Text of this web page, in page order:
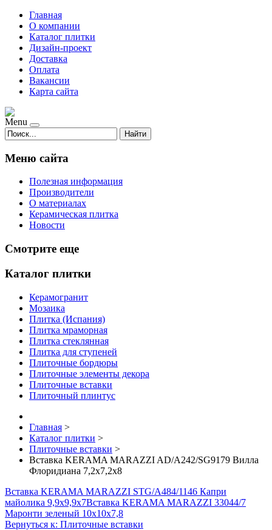
Главная
О компании
Каталог плитки
Дизайн-проект
Доставка
Оплата
Вакансии
Карта сайта
Menu
Найти
Меню сайта
Полезная информация
Производители
О материалах
Керамическая плитка
Новости
Смотрите еще
Каталог плитки
Керамогранит
Мозаика
Плитка (Испания)
Плитка мраморная
Плитка стеклянная
Плитка для ступеней
Плиточные бордюры
Плиточные элементы декора
Плиточные вставки
Плиточный плинтус
Главная >
Каталог плитки >
Плиточные вставки >
Вставка KERAMA MARAZZI AD/A242/SG9179 Вилла
Флоридиана 7,2х7,2х8
Вставка KERAMA MARAZZI STG/A484/1146 Капри
майолика 9,9х9,9х7Вставка KERAMA MARAZZI 33044/7
Маронти зеленый 10х10х7,8
Вернуться к: Плиточные вставки